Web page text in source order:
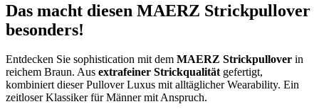
Das macht diesen MAERZ Strickpullover
besonders!
Entdecken Sie sophistication mit dem MAERZ Strickpullover in
reichem Braun. Aus extrafeiner Strickqualitätgefertigt,
kombiniert dieser Pullover Luxus mit alltäglicher Wearability. Ein
zeitloser Klassiker für Männer mit Anspruch.